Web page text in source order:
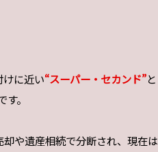
に近い“スーパー・セカンド”と
。
や遺産相続で分断され、現在は